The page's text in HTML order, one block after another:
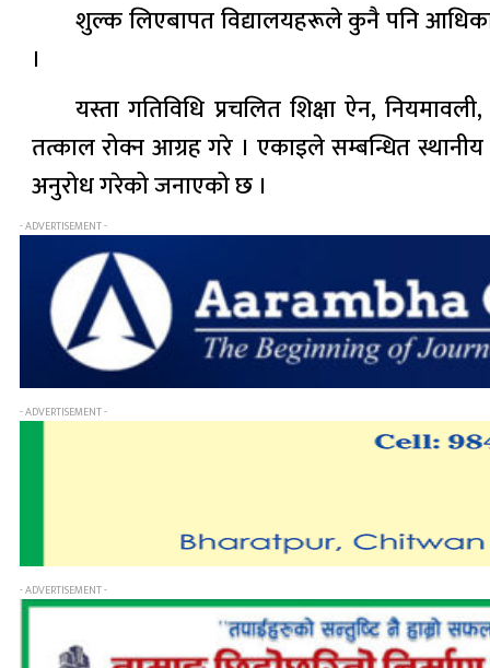
शुल्क लिएबापत विद्यालयहरूले कुनै पनि
।
यस्ता गतिविधि प्रचलित शिक्षा ऐन,
तत्काल रोक्न आग्रह गरे । एकाइले सम्बन्धित स्थानीय
अनुरोध गरेको जनाएको छ ।
- ADVERTISEMENT -
- ADVERTISEMENT -
- ADVERTISEMENT -